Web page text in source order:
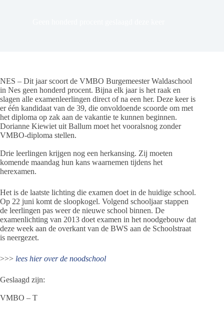
NES – Dit jaar scoort de VMBO Burgemeester Waldaschool
in Nes geen honderd procent. Bijna elk jaar is het raak en
slagen alle examenleerlingen direct of na een her. Deze keer is
er één kandidaat van de 39, die onvoldoende scoorde om met
het diploma op zak aan de vakantie te kunnen beginnen.
Dorianne Kiewiet uit Ballum moet het vooralsnog zonder
VMBO-diploma stellen.
Drie leerlingen krijgen nog een herkansing. Zij moeten
komende maandag hun kans waarnemen tijdens het
herexamen.
Het is de laatste lichting die examen doet in de huidige school.
Op 22 juni komt de sloopkogel. Volgend schooljaar stappen
de leerlingen pas weer de nieuwe school binnen. De
examenlichting van 2013 doet examen in het noodgebouw dat
deze week aan de overkant van de BWS aan de Schoolstraat
is neergezet.
>>> lees hier over de noodschool
Geslaagd zijn:
VMBO – T